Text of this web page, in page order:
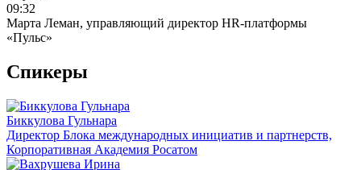
09:32
Марта Леман, управляющий директор HR-платформы
«Пульс»
Спикеры
Биккулова Гульнара
Директор Блока международных инициатив и партнерств,
Корпоративная Академия Росатом